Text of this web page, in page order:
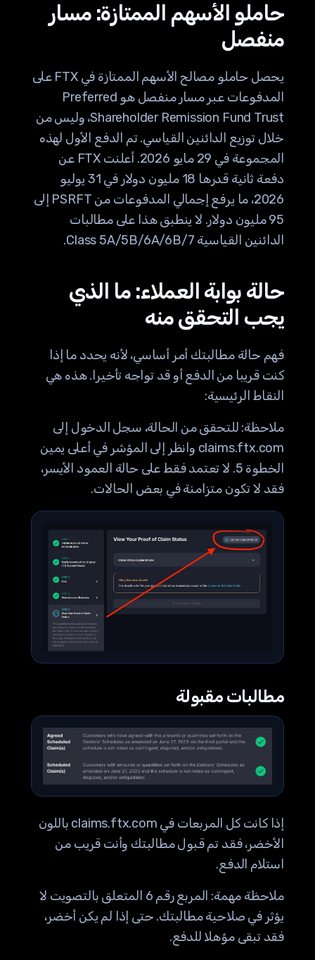
حاملو الأسهم الممتازة: مسار
منفصل
يحصل حاملو مصالح الأسهم الممتازة في FTX على
المدفوعات عبر مسار منفصل هو Preferred
Shareholder Remission Fund Trust، وليس من
خلال توزيع الدائنين القياسي. تم الدفع الأول لهذه
المجموعة في 29 مايو 2026. أعلنت FTX عن
دفعة ثانية قدرها 18 مليون دولار في 31 يوليو
2026، ما يرفع إجمالي المدفوعات من PSRFT إلى
95 مليون دولار. لا ينطبق هذا على مطالبات
الدائنين القياسية Class 5A/5B/6A/6B/7.
حالة بوابة العملاء: ما الذي
يجب التحقق منه
فهم حالة مطالبتك أمر أساسي، لأنه يحدد ما إذا
كنت قريبا من الدفع أو قد تواجه تأخيرا. هذه هي
النقاط الرئيسية:
ملاحظة: للتحقق من الحالة، سجل الدخول إلى
claims.ftx.com وانظر إلى المؤشر في أعلى يمين
الخطوة 5. لا تعتمد فقط على حالة العمود الأيسر،
فقد لا تكون متزامنة في بعض الحالات.
مطالبات مقبولة
إذا كانت كل المربعات في claims.ftx.com باللون
الأخضر، فقد تم قبول مطالبتك وأنت قريب من
استلام الدفع.
ملاحظة مهمة: المربع رقم 6 المتعلق بالتصويت لا
يؤثر في صلاحية مطالبتك. حتى إذا لم يكن أخضر،
فقد تبقى مؤهلا للدفع.